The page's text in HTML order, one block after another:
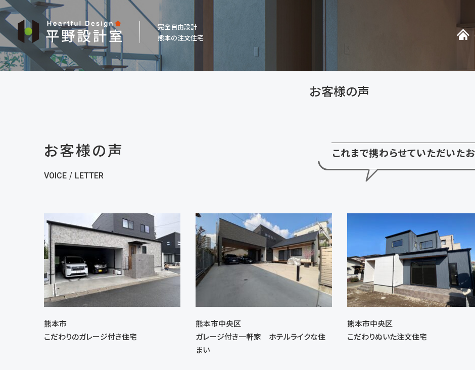
平
野
設
計
室
完全自由設計
熊本の注文住宅
お客様の声
お客様の声
VOICE / LETTER
これまで携わらせていただいた
熊本市
こだわりのガレージ付き住宅
熊本市中央区
ガレージ付き一軒家 ホテルライクな住
まい
熊本市中央区
こだわりぬいた注文住宅